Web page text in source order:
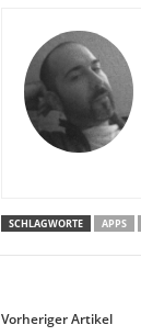
SCHLAGWORTE APPS
Vorheriger Artikel